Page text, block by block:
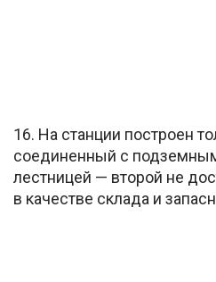
16. На станции построен
соединенный с
лестницей — второй не
в качестве склада и